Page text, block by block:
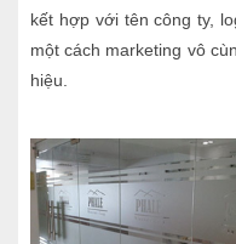
kết hợp với tên công ty,
một cách marketing vô
hiệu.